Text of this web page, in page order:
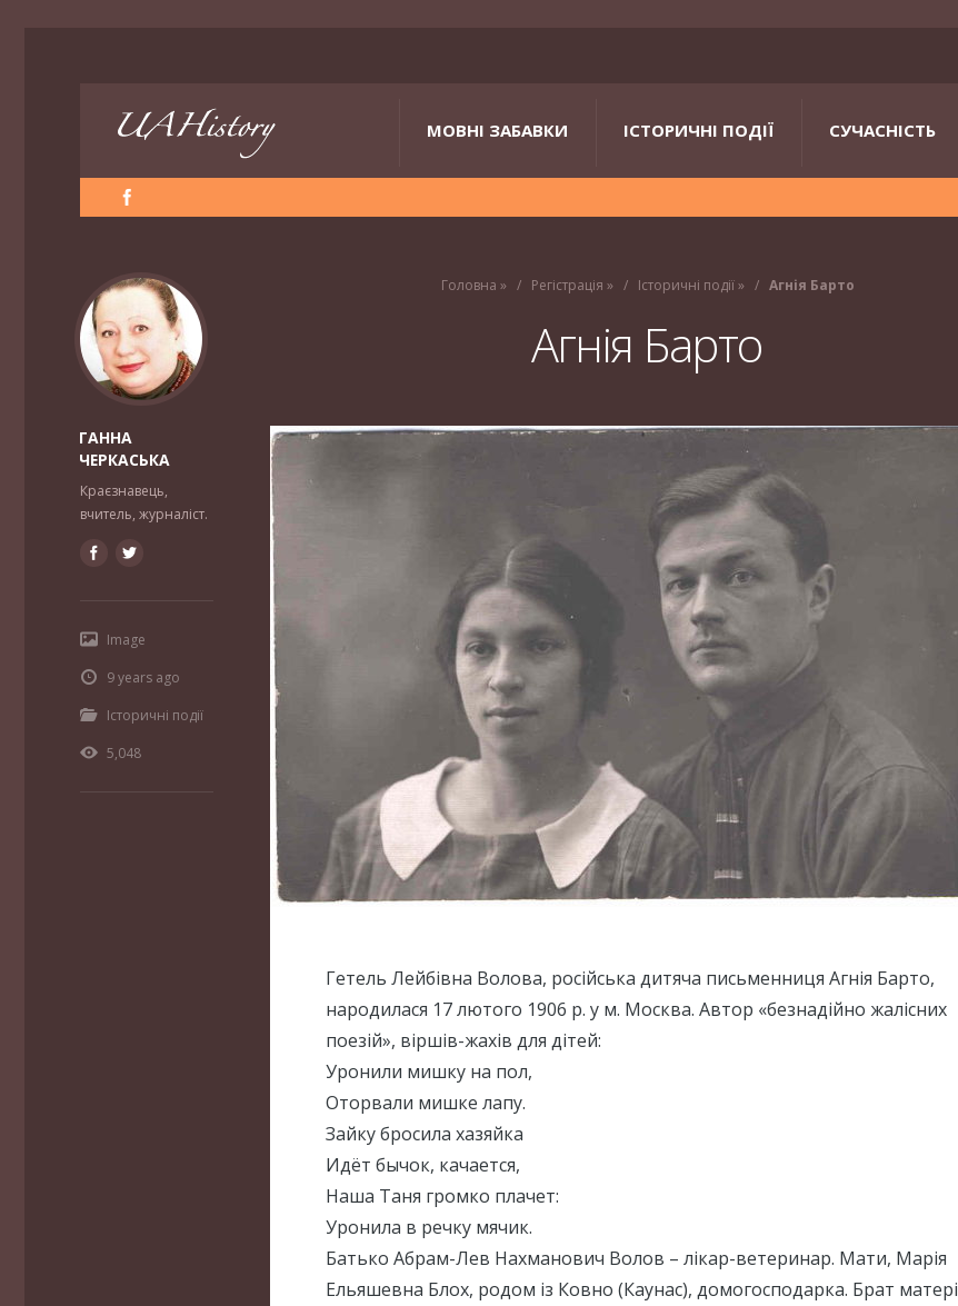
МОВНІ ЗАБАВКИ ІСТОРИЧНІ ПОДІЇ СУЧАСНІСТЬ
Головна » Регістрація » Історичні події» Агнія Барто
Агнія Барто
Гетель Лейбівна Волова, російська дитяча письменниця Агнія Барто,
народилася 17 лютого 1906 р. у м. Москва. Автор «безнадійно жалісних
поезій», віршів-жахів для дітей:
Уронили мишку на пол,
Оторвали мишке лапу.
Зайку бросила хазяйка
Идёт бычок, качается,
Наша Таня громко плачет:
Уронила в речку мячик.
Батько Абрам-Лев Нахманович Волов – лікар-ветеринар. Мати, Марія
Ельяшевна Блох, родом із Ковно (Каунас), домогосподарка. Брат матері
ГАННА
ЧЕРКАСЬКА
Краєзнавець,
вчитель, журналіст.
Image
9 years ago
Історичні події
5,048